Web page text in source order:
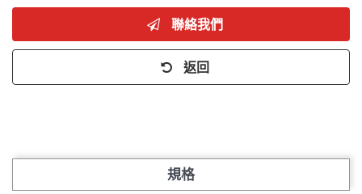
聯絡我們
返回
規格